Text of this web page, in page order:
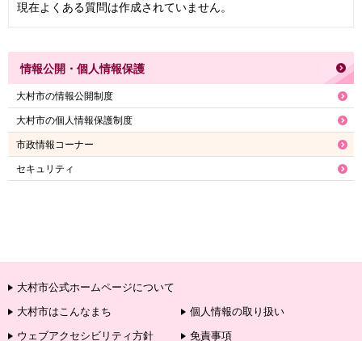
現在よくある質問は作成されていません。
情報公開・個人情報保護
大村市の情報公開制度
大村市の個人情報保護制度
市政情報コーナー
セキュリティ
大村市公式ホームページについて
大村市はこんなまち
個人情報の取り扱い
ウェブアクセシビリティ方針
免責事項